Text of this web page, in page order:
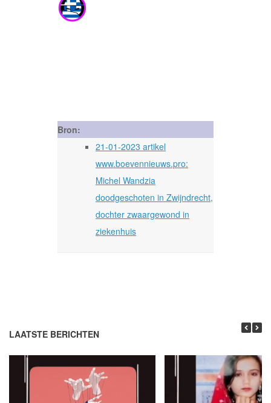
Bron:
21-01-2023 artikel
www.boevennieuws.pro:
Michel Wandzia
doodgeschoten in Zwijndrecht,
dochter zwaargewond in
ziekenhuis
LAATSTE BERICHTEN